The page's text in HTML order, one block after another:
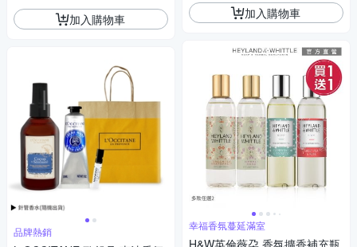
加入購物車
品牌熱銷
加入購物車
幸福香氛蔓延滿室